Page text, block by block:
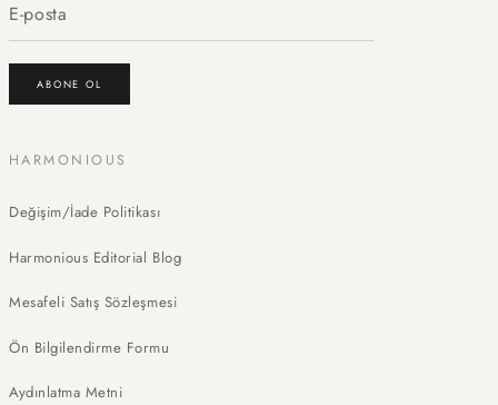
ABONE OL
HARMONIOUS
Değişim/İade Politikası
Harmonious Editorial Blog
Mesafeli Satış Sözleşmesi
Ön Bilgilendirme Formu
Aydınlatma Metni